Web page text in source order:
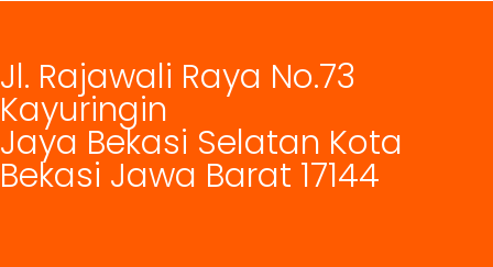
Jl. Rajawali Raya No.73
Kayuringin
Jaya Bekasi Selatan Kota
Bekasi Jawa Barat 17144